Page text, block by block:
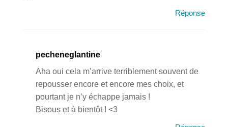
Réponse
pecheneglantine
Aha oui cela m’arrive terriblement souvent de
repousser encore et encore mes choix, et
pourtant je n’y échappe jamais !
Bisous et à bientôt ! <3